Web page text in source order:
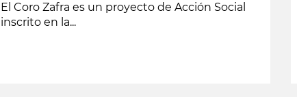
El Coro Zafra es un proyecto de Acción Social
inscrito en la...